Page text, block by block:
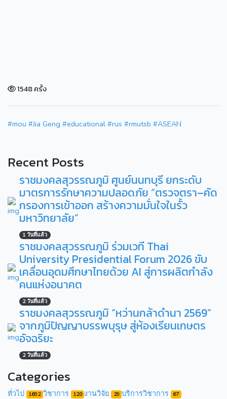
1548 ครั้ง
#mou #Jia Geng #educational #rus #rmutsb #ASEAN
Recent Posts
ราชมงคลสุวรรณภูมิ ศูนย์นนทบุรี ยกระดับ
มาตรการรักษาความปลอดภัย “ตรวจตรา–คัด
กรองการเข้าออก สร้างความมั่นใจในรั้ว
มหาวิทยาลัย”
1 วันที่แล้ว
ราชมงคลสุวรรณภูมิ ร่วมเวที Thai
University Presidential Forum 2026 ขับ
เคลื่อนอุดมศึกษาไทยด้วย AI สู่การผลิตกำลัง
คนแห่งอนาคต
2 วันที่แล้ว
ราชมงคลสุวรรณภูมิ “หว่านกล้าดำนา 2569”
จากภูมิปัญญาบรรพบุรุษ สู่ห้องเรียนเกษตร
อัจฉริยะ
2 วันที่แล้ว
Categories
ทั่วไป 1692 วิชาการ 120 งานวิจัย 29 บริการวิชาการ 67